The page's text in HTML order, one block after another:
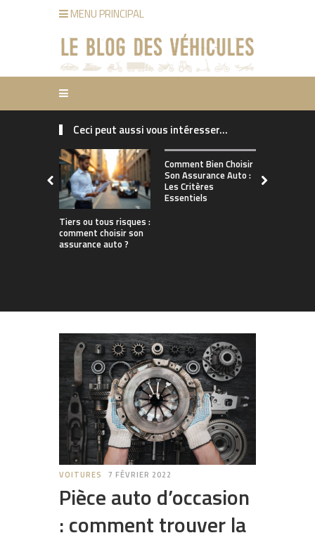
MENU PRINCIPAL
Ceci peut aussi vous intéresser...
Tiers ou tous risques :
comment choisir son
assurance auto ?
Comment Bien Choisir
Son Assurance Auto :
Les Critères
Essentiels
VOITURES 7 FÉVRIER 2022
Pièce auto d’occasion
: comment trouver la